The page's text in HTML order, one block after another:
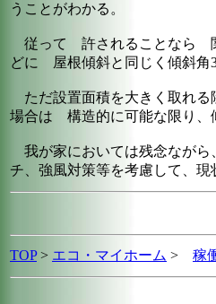
うことがわかる。
従って 許されることなら
どに 屋根傾斜と同じく傾斜角
ただ設置面積を大きく取れる
場合は 構造的に可能な限り、
我が家においては残念ながら
チ、強風対策等を考慮して、
TOP> エコ・マイホーム > 稼